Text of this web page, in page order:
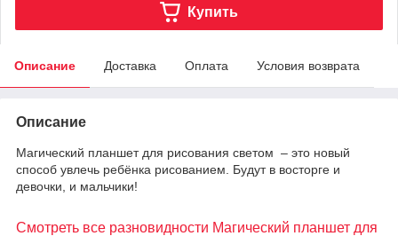
Купить
Описание Доставка Оплата Условия возврата
Описание
Магический планшет для рисования светом – это новый
способ увлечь ребёнка рисованием. Будут в восторге и
девочки, и мальчики!
Смотреть все разновидности Магический планшет для